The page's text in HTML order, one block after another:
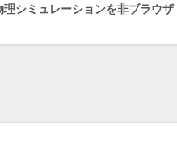
理シミュレーションを非ブラウザ